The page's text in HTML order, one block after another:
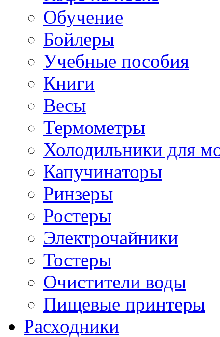
Обучение
Бойлеры
Учебные пособия
Книги
Весы
Термометры
Холодильники для
Капучинаторы
Ринзеры
Ростеры
Электрочайники
Тостеры
Очистители воды
Пищевые принтеры
Расходники